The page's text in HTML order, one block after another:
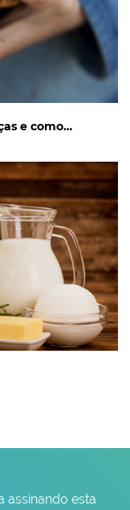
e como…
assinando esta